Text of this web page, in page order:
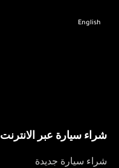
English
شراء سيارة عبر الانترنت
شراء سيارة جديدة